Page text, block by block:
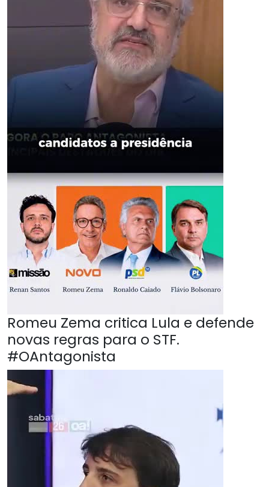
Romeu Zema critica Lula e defende
novas regras para o STF.
#OAntagonista